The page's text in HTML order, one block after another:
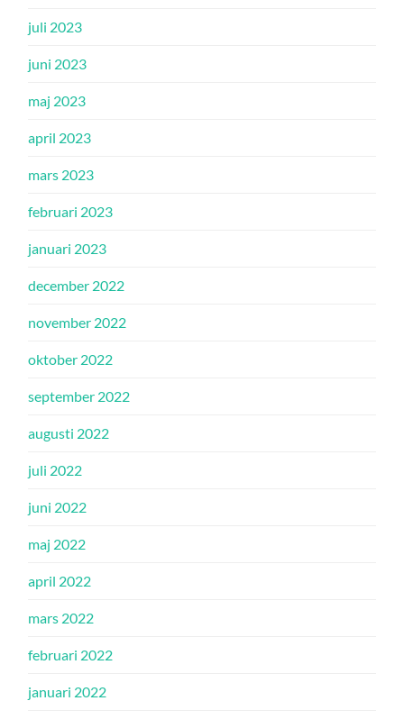
juli 2023
juni 2023
maj 2023
april 2023
mars 2023
februari 2023
januari 2023
december 2022
november 2022
oktober 2022
september 2022
augusti 2022
juli 2022
juni 2022
maj 2022
april 2022
mars 2022
februari 2022
januari 2022